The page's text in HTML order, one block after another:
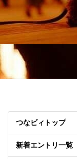
つなビィトップ
新着エントリ一覧